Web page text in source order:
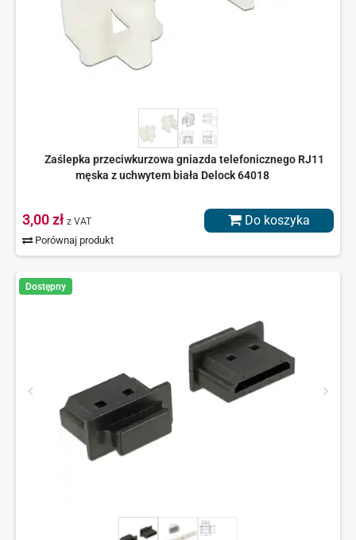
Zaślepka przeciwkurzowa gniazda telefonicznego RJ11
męska z uchwytem biała Delock 64018
3,00 zł z VAT
Porównaj produkt
Do koszyka
Dostępny